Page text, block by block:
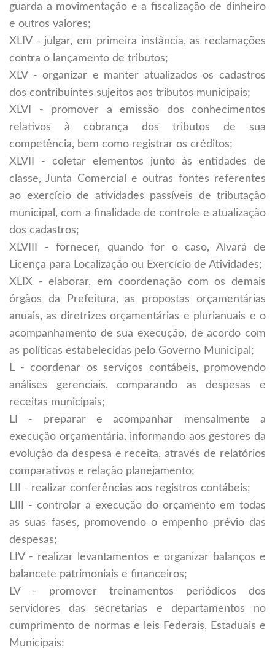
guarda a movimentação e a fiscalização de dinheiro
e outros valores;
XLIV - julgar, em primeira instância, as reclamações
contra o lançamento de tributos;
XLV - organizar e manter atualizados os cadastros
dos contribuintes sujeitos aos tributos municipais;
XLVI - promover a emissão dos conhecimentos
relativos à cobrança dos tributos de sua
competência, bem como registrar os créditos;
XLVII - coletar elementos junto às entidades de
classe, Junta Comercial e outras fontes referentes
ao exercício de atividades passíveis de tributação
municipal, com a finalidade de controle e atualização
dos cadastros;
XLVIII - fornecer, quando for o caso, Alvará de
Licença para Localização ou Exercício de Atividades;
XLIX - elaborar, em coordenação com os demais
órgãos da Prefeitura, as propostas orçamentárias
anuais, as diretrizes orçamentárias e plurianuais e o
acompanhamento de sua execução, de acordo com
as políticas estabelecidas pelo Governo Municipal;
L - coordenar os serviços contábeis, promovendo
análises gerenciais, comparando as despesas e
receitas municipais;
LI - preparar e acompanhar mensalmente a
execução orçamentária, informando aos gestores da
evolução da despesa e receita, através de relatórios
comparativos e relação planejamento;
LII - realizar conferências aos registros contábeis;
LIII - controlar a execução do orçamento em todas
as suas fases, promovendo o empenho prévio das
despesas;
LIV - realizar levantamentos e organizar balanços e
balancete patrimoniais e financeiros;
LV - promover treinamentos periódicos dos
servidores das secretarias e departamentos no
cumprimento de normas e leis Federais, Estaduais e
Municipais;